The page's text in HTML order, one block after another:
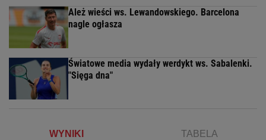
Ależ wieści ws. Lewandowskiego. Barcelona
nagle ogłasza
Światowe media wydały werdykt ws. Sabalenki.
"Sięga dna"
WYNIKI TABELA